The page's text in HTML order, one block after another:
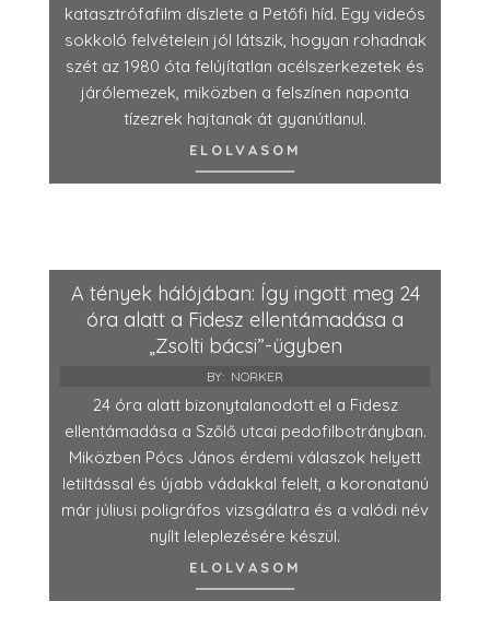
katasztrófafilm díszlete a Petőfi híd. Egy videós
sokkoló felvételein jól látszik, hogyan rohadnak
szét az 1980 óta felújítatlan acélszerkezetek és
járólemezek, miközben a felszínen naponta
tízezrek hajtanak át gyanútlanul.
ELOLVASOM
A tények hálójában: Így ingott meg 24
óra alatt a Fidesz ellentámadása a
„Zsolti bácsi”-ügyben
BY: NORKER
24 óra alatt bizonytalanodott el a Fidesz
ellentámadása a Szőlő utcai pedofilbotrányban.
Miközben Pócs János érdemi válaszok helyett
letiltással és újabb vádakkal felelt, a koronatanú
már júliusi poligráfos vizsgálatra és a valódi név
nyílt leleplezésére készül.
ELOLVASOM